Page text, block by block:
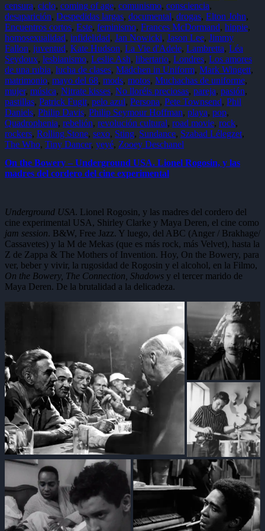
de
septiembre
de
2022
Autor,
Bergman,
Checoslovaquia,
Crowe,
Forman,
Francia,
Hammer,
Hungría,
Kechiche,
Mészáros,
Murátova,
opinión,
Pais,
Passer,
Roddam,
Rusia,
tipo
de
publicación
USA,
vidral
censura, ciclo, coming of age, comunismo, consciencia,
desaparición, Despedidas largas, documental, drogas, Elton John,
Encuentros cortos, Este, feminismo, Frances McDormand, hippie,
homosexualidad, infidelidad, Jan Nowicki, Jason Lee, Jimmy
Fallon, juventud, Kate Hudson, La Vie d'Adele, Lambretta, Léa
Seydoux, lesbianismo, Leslie Ash, libertario, Londres, Los amores
de una rubia, lucha de clases, Mädchen in Uniform, Mark Wingett,
matrimonio, mayo del 68, mods, motos, Muchachas de uniforme,
mujer, música, Nitrate kisses, No lloréis preciosas, pareja, pasión,
pastillas, Patrick Fugit, pelo azul, Persona, Pete Townsend, Phil
Daniels, Philip Davis, Philip Seymour Hoffman, playa, pop,
Quadrophenia, rebelión, revolución cultural, road movie, rock,
rockers, Rolling Stone, sexo, Sting, Sundance, Szabad Lélegzet,
The Who, Tiny Dancer, yeyé, Zooey Deschanel
On the Bowery – Underground USA. Lionel Rogosin, y las
madres del cordero del cine experimental
Underground USA. Lionel Rogosin, y las madres del cordero del
cine experimental USA, Shirley Clarke y Maya Deren, el cine como
jam session. B&W, Free Jazz. Y luego, del ABC (Anger / Brakhage/
Cassavetes) y la M de Mekas (que es más rock, más Velvet), hasta la
Z de Zappa & The Mothers of Invention. Hoy, On the Bowery, para
ver, beber y vivir, la rugosidad de Rogosin y el alcohol, en la Filmo,
On the Bowery, The Connection, Shadows y el tercer marido de
Maya Deren. De la brutalidad a la delicadeza.